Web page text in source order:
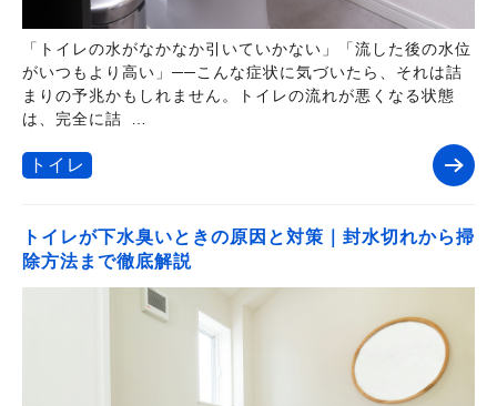
「トイレの水がなかなか引いていかない」「流した後の水位
がいつもより高い」──こんな症状に気づいたら、それは詰
まりの予兆かもしれません。トイレの流れが悪くなる状態
は、完全に詰 …
トイレ
トイレが下水臭いときの原因と対策｜封水切れから掃
除方法まで徹底解説